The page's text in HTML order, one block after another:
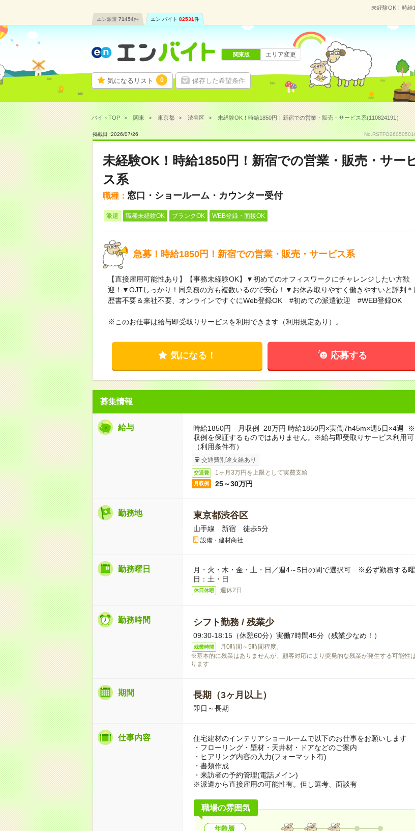
未経験OK！時給
エン派遣 71454件 エン バイト 82531件
気になるリスト 0 保存した希望条件
関東版 エリア変更
バイトTOP 関東 東京都 渋谷区 未経験OK！時給1850円！新宿での営業・販売・サービス系(110824191）
掲載日 :2026/07/26
未経験OK！時給1850円！新宿での営業・販売・サー
ス系
職種： 窓口・ショールーム・カウンター受付
派遣 職種未経験OK ブランクOK WEB登録・面接OK
急募！時給1850円！新宿での営業・販売・サービス系
【直接雇用可能性あり】【事務未経験OK】▼初めてのオフィスワークにチャレンジしたい方歓
迎！▼OJTしっかり！同業務の方も複数いるので安心！▼お休み取りやすく働きやすいと評判＊
歴書不要＆来社不要、オンラインですぐにWeb登録OK #初めての派遣歓迎 #WEB登録OK
※このお仕事は給与即受取りサービスを利用できます（利用規定あり）。
気になる！ 応募する
募集情報
給与
時給1850円 月収例 28万円 時給1850円×実働7h45m×週5日×4週 ※
収例を保証するものではありません。※給与即受取りサービス利用可
（利用条件有）
交通費別途支給あり
交通費 1ヶ月3万円を上限として実費支給
月収例 25～30万円
勤務地 東京都渋谷区
山手線 新宿 徒歩5分
設備・建材商社
勤務曜日
月・火・木・金・土・日／週4～5日の間で選択可 ※必ず勤務する曜
日：土・日
休日休暇 週休2日
勤務時間 シフト勤務 / 残業少
09:30-18:15（休憩60分）実働7時間45分（残業少なめ！）
残業時間
月0時間～5時間程度。
※基本的に残業はありませんが、顧客対応により突発的な残業が発生する可能性
ります
期間 長期（3ヶ月以上）
即日～長期
仕事内容
住宅建材のインテリアショールームで以下のお仕事をお願いします
・フローリング・壁材・天井材・ドアなどのご案内
・ヒアリング内容の入力(フォーマット有)
・書類作成
・来訪者の予約管理(電話メイン)
※派遣から直接雇用の可能性有。但し選考、面談有
職場の雰囲気
年齢層